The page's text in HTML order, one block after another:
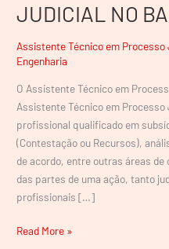
JUDICIAL NO
Assistente Técnico em Processo
Engenharia
O Assistente Técnico em
Assistente Técnico em
profissional qualificado em
(Contestação ou Recursos),
de acordo, entre outras áreas de
das partes de uma ação, tanto
profissionais […]
Read More »